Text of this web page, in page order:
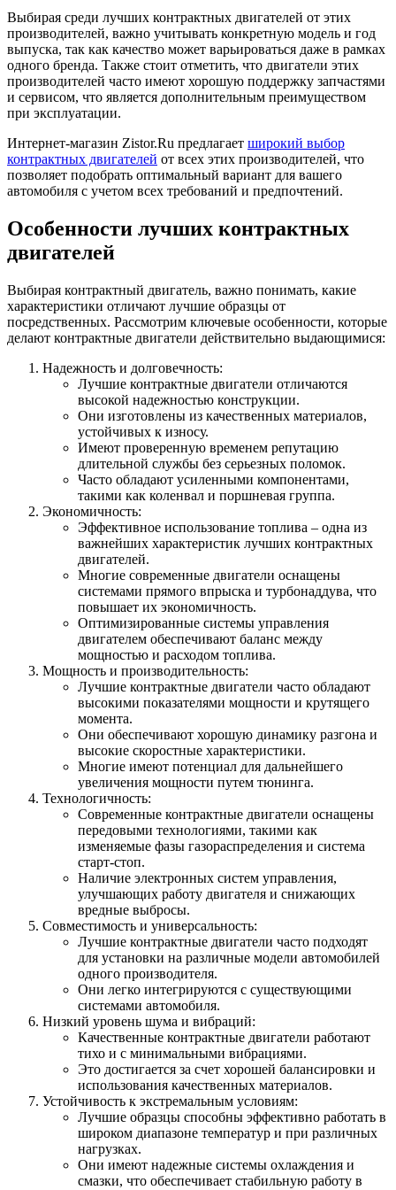
Выбирая среди лучших контрактных двигателей от этих
производителей, важно учитывать конкретную модель и год
выпуска, так как качество может варьироваться даже в рамках
одного бренда. Также стоит отметить, что двигатели этих
производителей часто имеют хорошую поддержку запчастями
и сервисом, что является дополнительным преимуществом
при эксплуатации.
Интернет-магазин Zistor.Ru предлагает широкий выбор
контрактных двигателей от всех этих производителей, что
позволяет подобрать оптимальный вариант для вашего
автомобиля с учетом всех требований и предпочтений.
Особенности лучших контрактных
двигателей
Выбирая контрактный двигатель, важно понимать, какие
характеристики отличают лучшие образцы от
посредственных. Рассмотрим ключевые особенности, которые
делают контрактные двигатели действительно выдающимися:
Надежность и долговечность:
Лучшие контрактные двигатели отличаются
высокой надежностью конструкции.
Они изготовлены из качественных материалов,
устойчивых к износу.
Имеют проверенную временем репутацию
длительной службы без серьезных поломок.
Часто обладают усиленными компонентами,
такими как коленвал и поршневая группа.
Экономичность:
Эффективное использование топлива – одна из
важнейших характеристик лучших контрактных
двигателей.
Многие современные двигатели оснащены
системами прямого впрыска и турбонаддува, что
повышает их экономичность.
Оптимизированные системы управления
двигателем обеспечивают баланс между
мощностью и расходом топлива.
Мощность и производительность:
Лучшие контрактные двигатели часто обладают
высокими показателями мощности и крутящего
момента.
Они обеспечивают хорошую динамику разгона и
высокие скоростные характеристики.
Многие имеют потенциал для дальнейшего
увеличения мощности путем тюнинга.
Технологичность:
Современные контрактные двигатели оснащены
передовыми технологиями, такими как
изменяемые фазы газораспределения и система
старт-стоп.
Наличие электронных систем управления,
улучшающих работу двигателя и снижающих
вредные выбросы.
Совместимость и универсальность:
Лучшие контрактные двигатели часто подходят
для установки на различные модели автомобилей
одного производителя.
Они легко интегрируются с существующими
системами автомобиля.
Низкий уровень шума и вибраций:
Качественные контрактные двигатели работают
тихо и с минимальными вибрациями.
Это достигается за счет хорошей балансировки и
использования качественных материалов.
Устойчивость к экстремальным условиям:
Лучшие образцы способны эффективно работать в
широком диапазоне температур и при различных
нагрузках.
Они имеют надежные системы охлаждения и
смазки, что обеспечивает стабильную работу в